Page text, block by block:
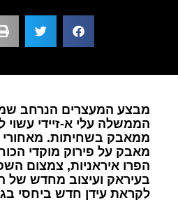
מבצע המעצרים הנרחב
הממשלה עלי א-זיידי עשוי
ממאבק בשחיתות.
מאבק על פירוק מוקדי
הפרו איראניות, צמצום
בעיראק ועיצוב מחדש של
לקראת עידן חדש ביחסי